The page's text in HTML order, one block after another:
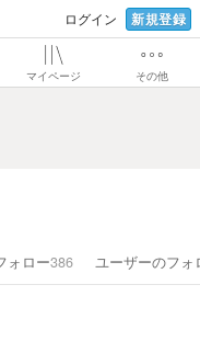
ログイン 新規登録
マイページ その他
ォロー386 ユーザーのフォ